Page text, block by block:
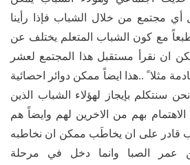
أي مجتمع من خلال الشباب فإذا رأينا
مع كون الشباب المتعلم يختلف عن
ان نقرأ مستقبل هذا المجتمع لعشر
مثلا ً ..هذا ايضاً ممكن دوائر احصائية
سنتكلم بإيجاز لهؤلاء الشباب الذين
الاهتمام بهم من الاخرين لهم وايضاً هم
قادر على ان يخاطَب ممكن ان نخاطبه
الصبا وانما دخل في مرحلة